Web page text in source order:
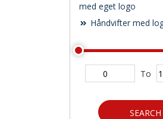
med eget logo
Håndvifter med
To
SEARCH